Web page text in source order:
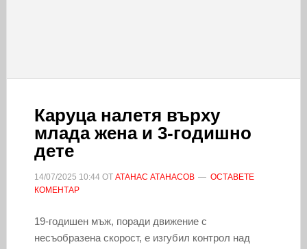
Каруца налетя върху
млада жена и 3-годишно
дете
14/07/2025 10:44ОТ АТАНАС АТАНАСОВ
ОСТАВЕТЕ
КОМЕНТАР
19-годишен мъж, поради движение с
несъобразена скорост, е изгубил контрол над